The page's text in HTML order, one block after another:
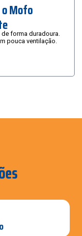
Mofo
forma duradoura.
pouca ventilação.